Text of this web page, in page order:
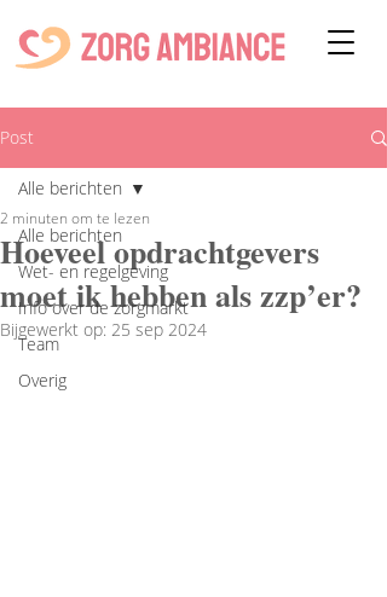
Post
Alle berichten
Wet- en regelgeving
Info over de zorgmarkt
Team
Overig
Alle berichten
Hoeveel opdrachtgevers
moet ik hebben als zzp’er?
2 minuten om te lezen
Bijgewerkt op: 25 sep 2024